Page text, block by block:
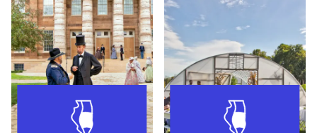
スプリングフィールド近郊の見所